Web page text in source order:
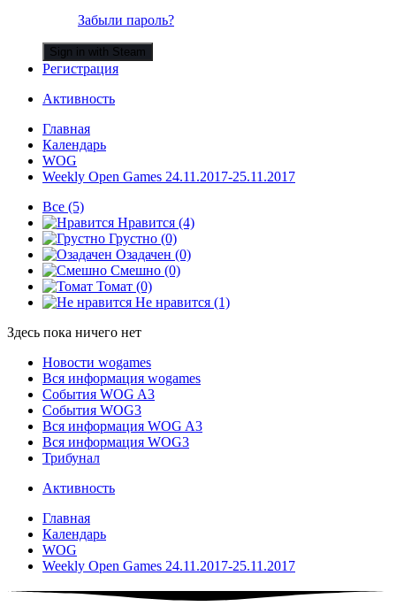
Забыли пароль?
Sign in with Steam
Регистрация
Активность
Главная
Календарь
WOG
Weekly Open Games 24.11.2017-25.11.2017
Все (5)
Нравится (4)
Грустно (0)
Озадачен (0)
Смешно (0)
Томат (0)
Не нравится (1)
Здесь пока ничего нет
Новости wogames
Вся информация wogames
События WOG A3
События WOG3
Вся информация WOG A3
Вся информация WOG3
Трибунал
Активность
Главная
Календарь
WOG
Weekly Open Games 24.11.2017-25.11.2017